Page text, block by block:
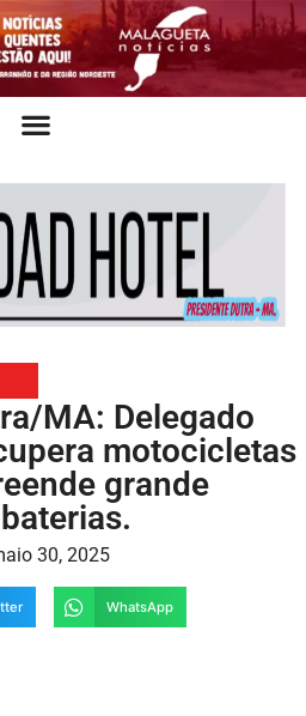
MA: Delegado
motocicletas
grande
30, 2025
WhatsApp